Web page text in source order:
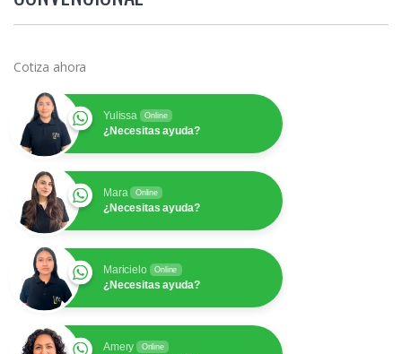
Cotiza ahora
Yulissa Online
¿Necesitas ayuda?
Mara Online
¿Necesitas ayuda?
Maricielo Online
¿Necesitas ayuda?
Amery Online